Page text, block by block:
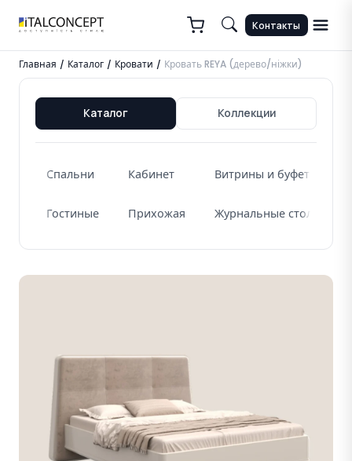
Контакты
Главная / Каталог / Кровати / Кровать REYA (дерево/ніжки)
Каталог Коллекции
Спальни
Гостиные
Кабинет
Прихожая
Витрины и буфеты
Журнальные столики